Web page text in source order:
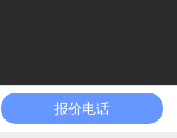
报价电话